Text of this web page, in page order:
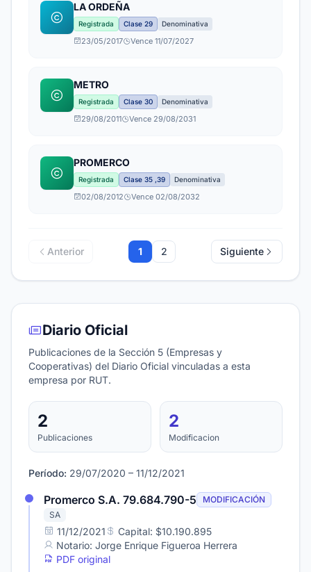
LA ORDEÑA
Registrada Clase 29 Denominativa
23/05/2017 Vence 11/07/2027
METRO
Registrada Clase 30 Denominativa
29/08/2011 Vence 29/08/2031
PROMERCO
Registrada Clase 35 ,39 Denominativa
02/08/2012 Vence 02/08/2032
Anterior 1 2 Siguiente
Diario Oficial
Publicaciones de la Sección 5 (Empresas y
Cooperativas) del Diario Oficial vinculadas a esta
empresa por RUT.
2
Publicaciones
2
Modificacion
Período: 29/07/2020 – 11/12/2021
Promerco S.A. 79.684.790-5
MODIFICACIÓN
SA
11/12/2021
Capital: $10.190.895
Notario: Jorge Enrique Figueroa Herrera
PDF original